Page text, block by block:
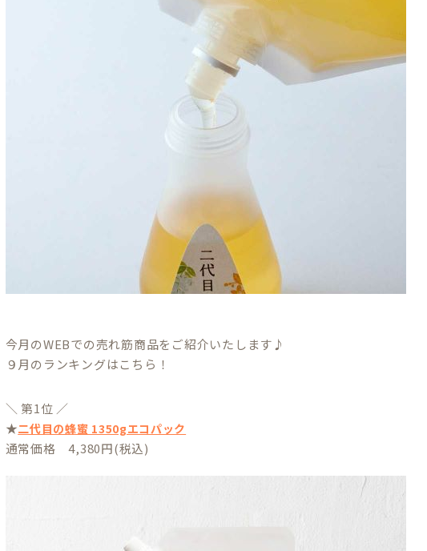
今月のWEBでの売れ筋商品をご紹介いたします♪
９月のランキングはこちら！
＼ 第1位 ／
★二代目の蜂蜜 1350gエコパック
通常価格 4,380円(税込)